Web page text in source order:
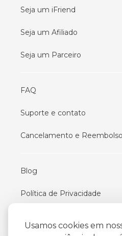
Usamos cookies em
Seja um iFriend
Seja um Afiliado
Seja um Parceiro
FAQ
Suporte e contato
Cancelamento e Reembolso
Blog
Política de Privacidade